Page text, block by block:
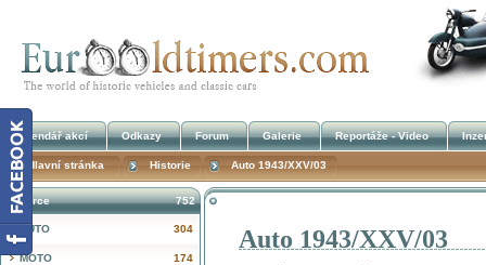
Auto 1943/XXV/03
752
Inzerce
304
AUTO
174
MOTO
Kalendář akcí Odkazy Forum Galerie Reportáže - Video
Hlavní stránka Historie Auto 1943/XXV/03